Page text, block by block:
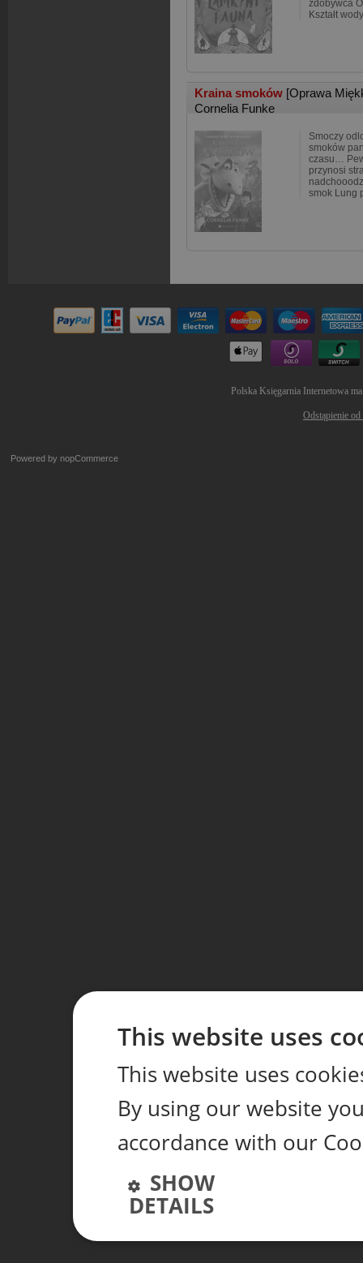
zdobywca
Kształt
Kraina smoków [Oprawa
Cornelia Funke
Smoczy
smoków
czasu…
przynosi
smok Lung
Polska Księgarnia Internetowa
Odstąpienie
Powered by nopCommerce
This website uses
This website uses
By using our website
accordance with our
SHOW
DETAILS